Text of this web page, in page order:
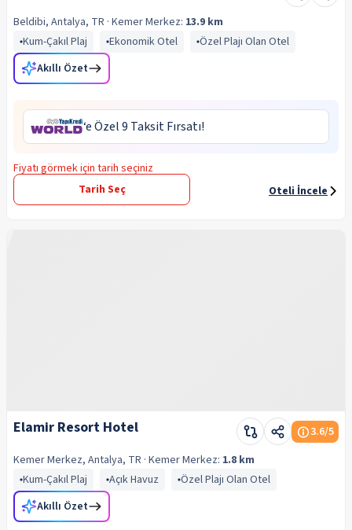
Beldibi, Antalya, TR · KemerMerkez: 13.9 km
Kum-Çakıl Plaj
Ekonomik Otel
Özel Plajı Olan Otel
Akıllı Özet
‘e Özel 9 Taksit Fırsatı!
Fiyatı görmek için tarih seçiniz
Tarih Seç
Oteli İncele
Elamir Resort Hotel 3.6/5
Kemer Merkez, Antalya, TR · KemerMerkez: 1.8 km
Kum-Çakıl Plaj
Açık Havuz
Özel Plajı Olan Otel
Akıllı Özet